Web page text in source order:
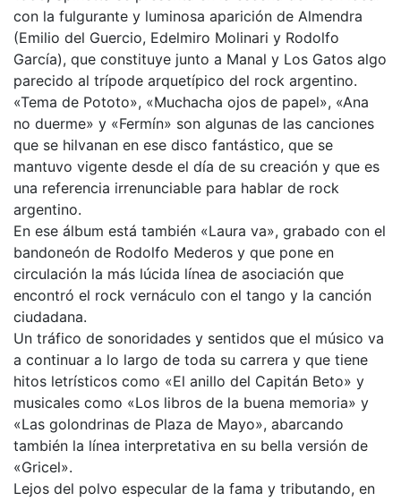
con la fulgurante y luminosa aparición de Almendra
(Emilio del Guercio, Edelmiro Molinari y Rodolfo
García), que constituye junto a Manal y Los Gatos algo
parecido al trípode arquetípico del rock argentino.
«Tema de Pototo», «Muchacha ojos de papel», «Ana
no duerme» y «Fermín» son algunas de las canciones
que se hilvanan en ese disco fantástico, que se
mantuvo vigente desde el día de su creación y que es
una referencia irrenunciable para hablar de rock
argentino.
En ese álbum está también «Laura va», grabado con el
bandoneón de Rodolfo Mederos y que pone en
circulación la más lúcida línea de asociación que
encontró el rock vernáculo con el tango y la canción
ciudadana.
Un tráfico de sonoridades y sentidos que el músico va
a continuar a lo largo de toda su carrera y que tiene
hitos letrísticos como «El anillo del Capitán Beto» y
musicales como «Los libros de la buena memoria» y
«Las golondrinas de Plaza de Mayo», abarcando
también la línea interpretativa en su bella versión de
«Gricel».
Lejos del polvo especular de la fama y tributando, en